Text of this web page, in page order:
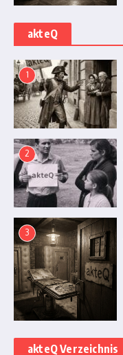
akteQ
1
2
3
akteQ Verzeichnis